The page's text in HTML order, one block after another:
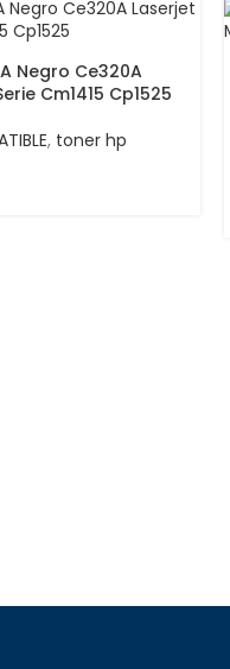
Negro Ce320A
Cm1415 Cp1525
, toner hp